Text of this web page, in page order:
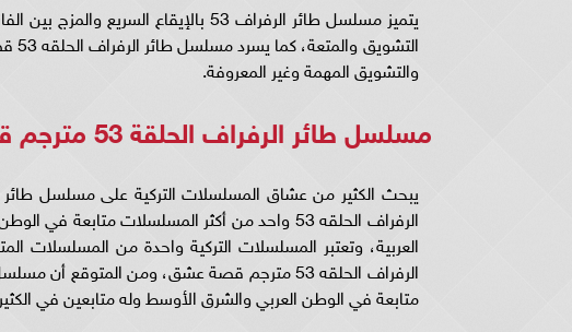
يتميز مسلسل طائر الرفراف 53 بالإيقاع
والتشويق المهمة وغير المعروفة.
مسلسل طائر الرفراف الحلقة 53 مترجم قصة عشق
الرفراف الحلقه 53 واحد من أكثر المسلسلات
العربية، وتعتبر المسلسلات التركية واحدة من
متابعة في الوطن العربي والشرق الأوسط وله متابعين في